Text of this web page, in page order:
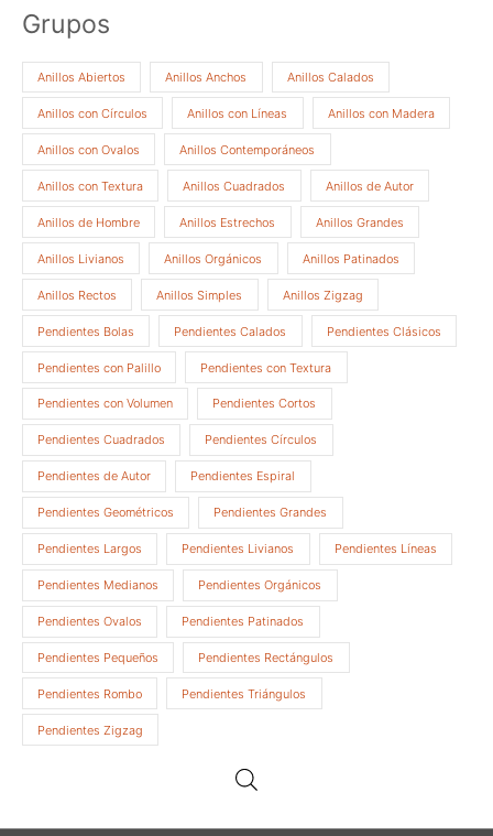
Grupos
Anillos Abiertos Anillos Anchos Anillos Calados
Anillos con Círculos Anillos con Líneas Anillos con Madera
Anillos con Ovalos Anillos Contemporáneos
Anillos con Textura Anillos Cuadrados Anillos de Autor
Anillos de Hombre Anillos Estrechos Anillos Grandes
Anillos Livianos Anillos Orgánicos Anillos Patinados
Anillos Rectos Anillos Simples Anillos Zigzag
Pendientes Bolas Pendientes Calados Pendientes Clásicos
Pendientes con Palillo Pendientes con Textura
Pendientes con Volumen Pendientes Cortos
Pendientes Cuadrados Pendientes Círculos
Pendientes de Autor Pendientes Espiral
Pendientes Geométricos Pendientes Grandes
Pendientes Largos Pendientes Livianos Pendientes Líneas
Pendientes Medianos Pendientes Orgánicos
Pendientes Ovalos Pendientes Patinados
Pendientes Pequeños Pendientes Rectángulos
Pendientes Rombo Pendientes Triángulos
Pendientes Zigzag